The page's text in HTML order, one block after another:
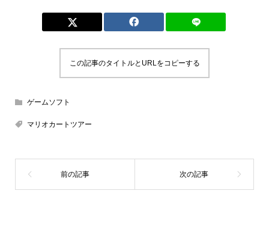
この記事のタイトルとURLをコピーする
ゲームソフト
マリオカートツアー